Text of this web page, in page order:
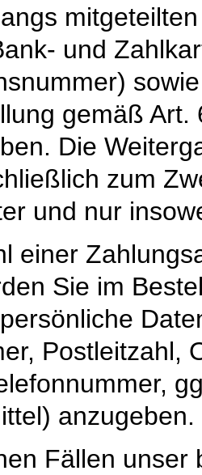
und
gemäß Art.
Die
zum
und nur
einer
Sie im
Postleitzahl,
anzugeben.
Fällen